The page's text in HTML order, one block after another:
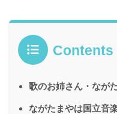
Contents
歌のお姉さん・なが
ながたまやは国立音